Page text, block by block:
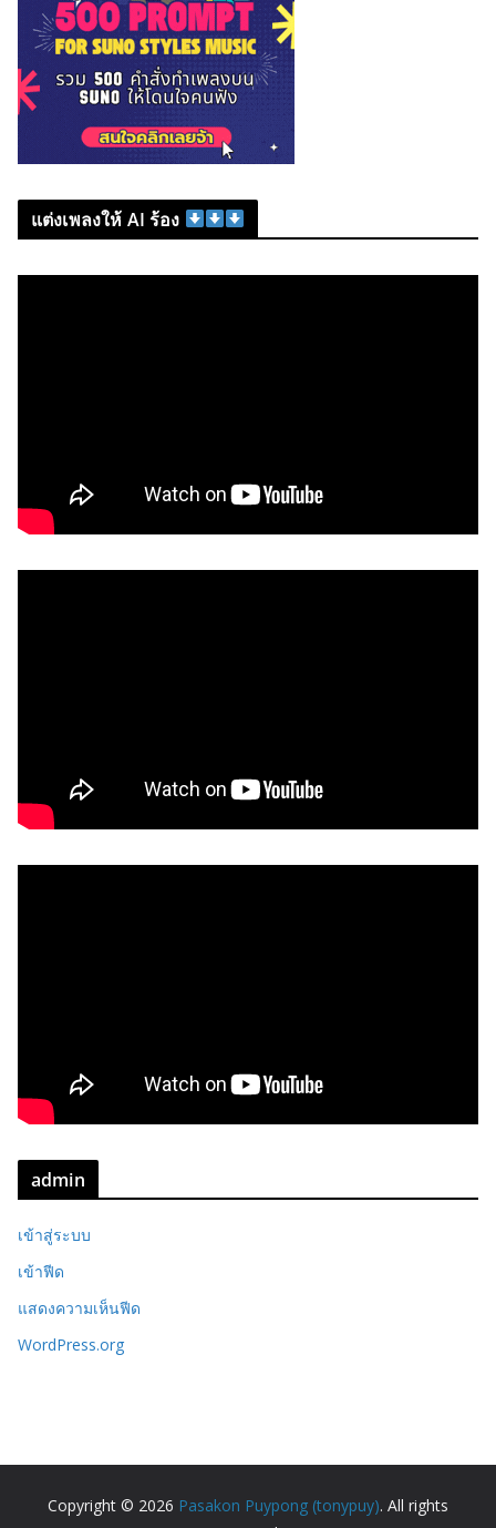
แต่งเพลงให้ AI ร้อง
admin
เข้าสู่ระบบ
เข้าฟีด
แสดงความเห็นฟีด
WordPress.org
Copyright © 2026 Pasakon Puypong (tonypuy). All rights